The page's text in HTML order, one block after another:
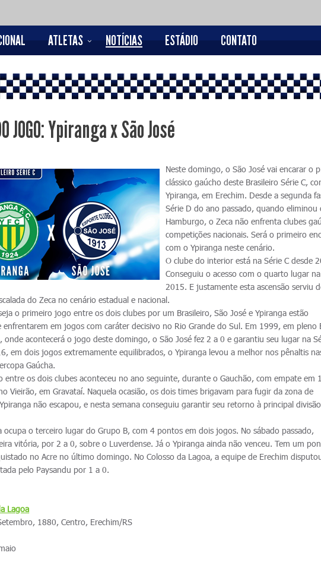
ATLETAS NOTÍCIAS ESTÁDIO CONTATO
JOGO: Ypiranga x São José
Neste domingo, o São José vai encarar o
clássico gaúcho deste Brasileiro Série C,
Ypiranga, em Erechim. Desde a segunda
Série D do ano passado, quando eliminou
Hamburgo, o Zeca não enfrenta clubes
competições nacionais. Será o primeiro
com o Ypiranga neste cenário.
O clube do interior está na Série C desde
Conseguiu o acesso com o quarto lugar
2015. E justamente esta ascensão serviu
do Zeca no cenário estadual e nacional.
o primeiro jogo entre os dois clubes por um Brasileiro, São José e Ypiranga estão
enfrentarem em jogos com caráter decisivo no Rio Grande do Sul. Em 1999, em pleno
onde acontecerá o jogo deste domingo, o São José fez 2 a 0 e garantiu seu lugar na
em dois jogos extremamente equilibrados, o Ypiranga levou a melhor nos pênaltis
Gaúcha.
entre os dois clubes aconteceu no ano seguinte, durante o Gauchão, com empate em
Vieirão, em Gravataí. Naquela ocasião, os dois times brigavam para fugir da zona de
não escapou, e nesta semana conseguiu garantir seu retorno à principal
ocupa o terceiro lugar do Grupo B, com 4 pontos em dois jogos. No sábado passado,
vitória, por 2 a 0, sobre o Luverdense. Já o Ypiranga ainda não venceu. Tem um
no Acre no último domingo. No Colosso da Lagoa, a equipe de Erechim
pelo Paysandu por 1 a 0.
Lagoa
1880, Centro, Erechim/RS